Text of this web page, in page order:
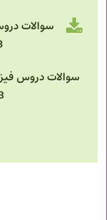
سوالات
سوالات دروس